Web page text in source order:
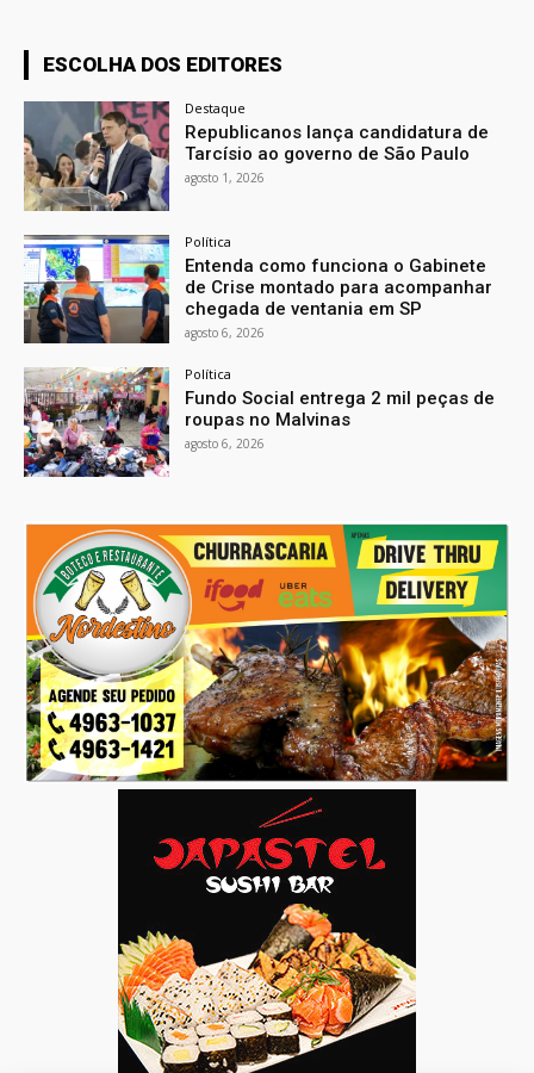
ESCOLHA DOS EDITORES
Destaque
Republicanos lança candidatura de
Tarcísio ao governo de São Paulo
agosto 1, 2026
Política
Entenda como funciona o Gabinete
de Crise montado para acompanhar
chegada de ventania em SP
agosto 6, 2026
Política
Fundo Social entrega 2 mil peças de
roupas no Malvinas
agosto 6, 2026